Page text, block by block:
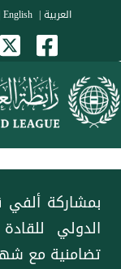
تجاوز إلى المحتوى
العربية|
English
الدولي
تضامنية مع